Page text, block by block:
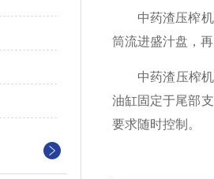
中药渣压榨机
筒流进盛汁盘，
中药渣压榨机
油缸固定于尾部
要求随时控制。